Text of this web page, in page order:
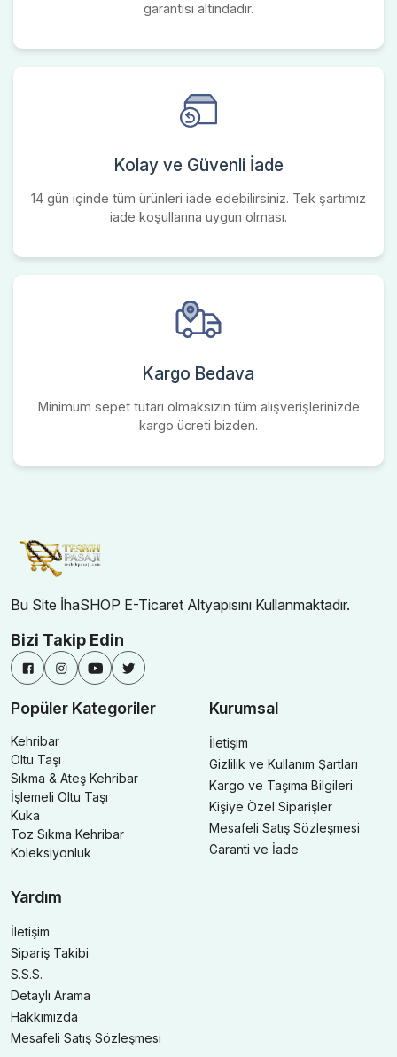
garantisi altındadır.
Kolay ve Güvenli İade
14 gün içinde tüm ürünleri iade edebilirsiniz. Tek şartımız
iade koşullarına uygun olması.
Kargo Bedava
Minimum sepet tutarı olmaksızın tüm alışverişlerinizde
kargo ücreti bizden.
Bu Site İhaSHOP E-Ticaret Altyapısını Kullanmaktadır.
Bizi Takip Edin
Popüler Kategoriler
Kehribar
Oltu Taşı
Sıkma & Ateş Kehribar
İşlemeli Oltu Taşı
Kuka
Toz Sıkma Kehribar
Koleksiyonluk
Kurumsal
İletişim
Gizlilik ve Kullanım Şartları
Kargo ve Taşıma Bilgileri
Kişiye Özel Siparişler
Mesafeli Satış Sözleşmesi
Garanti ve İade
Yardım
İletişim
Sipariş Takibi
S.S.S.
Detaylı Arama
Hakkımızda
Mesafeli Satış Sözleşmesi